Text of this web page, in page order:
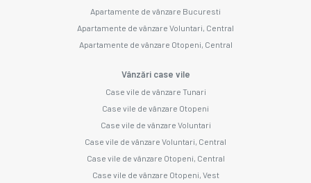
Apartamente de vânzare Bucuresti
Apartamente de vânzare Voluntari, Central
Apartamente de vânzare Otopeni, Central
Vânzări case vile
Case vile de vânzare Tunari
Case vile de vânzare Otopeni
Case vile de vânzare Voluntari
Case vile de vânzare Voluntari, Central
Case vile de vânzare Otopeni, Central
Case vile de vânzare Otopeni, Vest